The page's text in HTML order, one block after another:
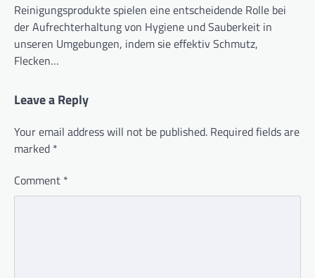
Reinigungsprodukte spielen eine entscheidende Rolle bei
der Aufrechterhaltung von Hygiene und Sauberkeit in
unseren Umgebungen, indem sie effektiv Schmutz,
Flecken…
Leave a Reply
Your email address will not be published. Required fields are
marked *
Comment *